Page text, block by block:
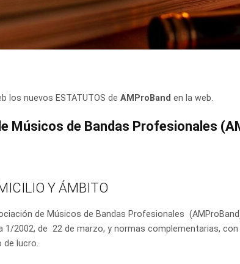
los nuevos ESTATUTOS de AMProBand en la web.
Músicos de Bandas Profesionales
Y ÁMBITO
de Músicos de Bandas Profesionales
1/2002, de 22 de marzo, y normas complementarias,
de lucro.